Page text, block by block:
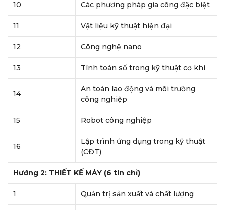
10 Các phương pháp gia công đặc biệt
11 Vật liệu kỹ thuật hiện đại
12 Công nghệ nano
13 Tính toán số trong kỹ thuật cơ khí
14
An toàn lao động và môi trường
công nghiệp
15 Robot công nghiệp
16
Lập trình ứng dụng trong kỹ thuật
(CĐT)
Hướng 2: THIẾT KẾ MÁY (6 tín chỉ)
1 Quản trị sản xuất và chất lượng